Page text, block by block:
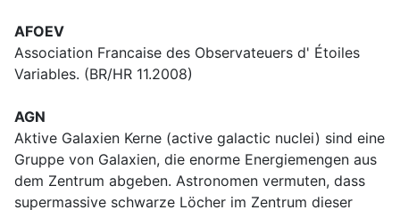
AFOEV
Association Francaise des Observateuers d' Étoiles
Variables. (BR/HR 11.2008)
AGN
Aktive Galaxien Kerne (active galactic nuclei) sind eine
Gruppe von Galaxien, die enorme Energiemengen aus
dem Zentrum abgeben. Astronomen vermuten, dass
supermassive schwarze Löcher im Zentrum dieser